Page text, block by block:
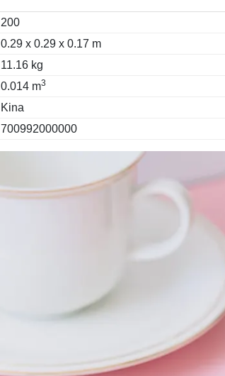
200
0.29 x 0.29 x 0.17 m
11.16 kg
0.014 m3
Kina
700992000000